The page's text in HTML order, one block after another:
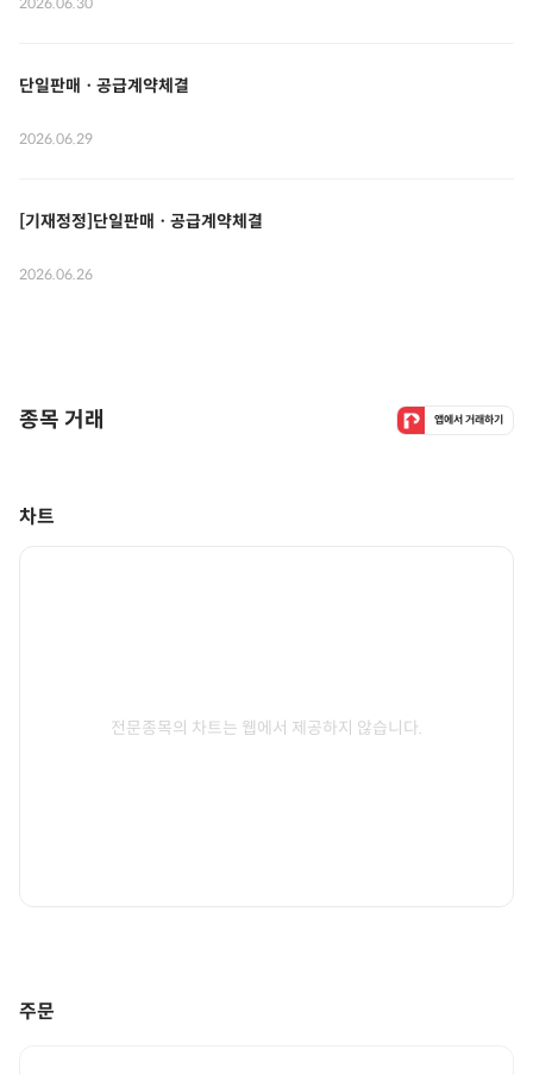
단일판매ㆍ공급계약체결
2026.06.29
[기재정정]단일판매ㆍ공급계약체결
2026.06.26
종목 거래 앱에서 거래하기
차트
전문종목의 차트는 웹에서 제공하지 않습니다.
주문